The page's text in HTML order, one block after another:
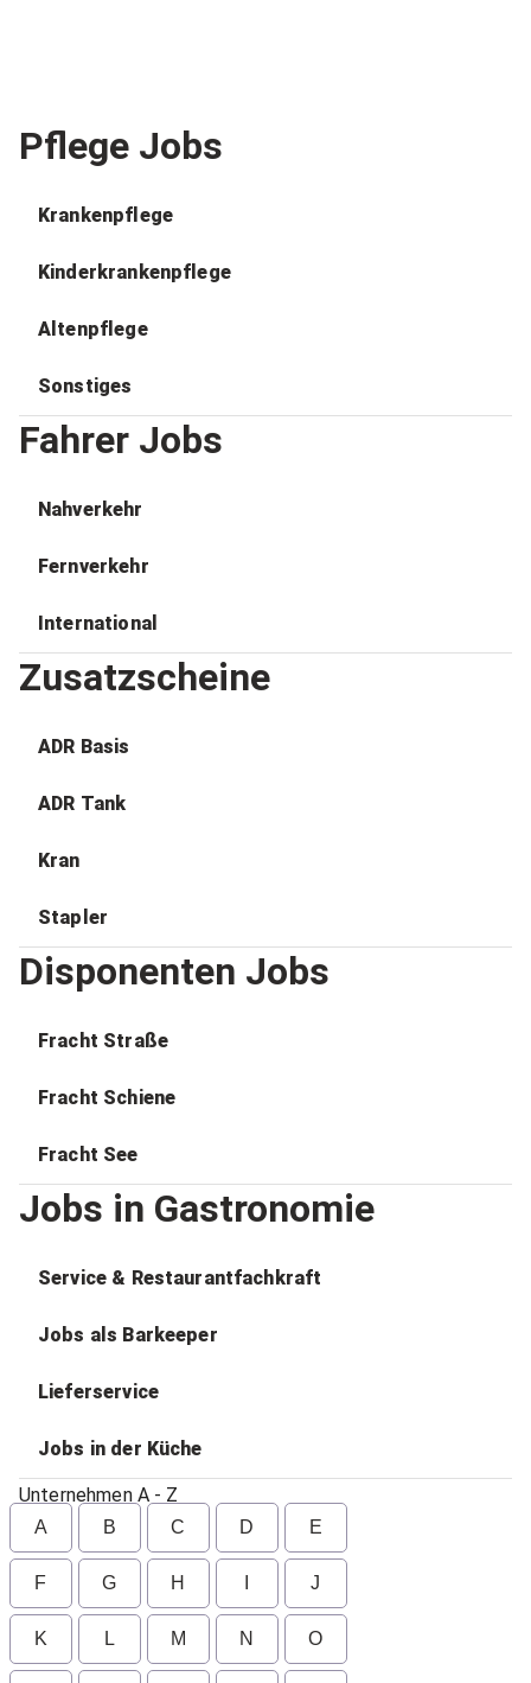
Pflege Jobs
Krankenpflege
Kinderkrankenpflege
Altenpflege
Sonstiges
Fahrer Jobs
Nahverkehr
Fernverkehr
International
Zusatzscheine
ADR Basis
ADR Tank
Kran
Stapler
Disponenten Jobs
Fracht Straße
Fracht Schiene
Fracht See
Jobs in Gastronomie
Service & Restaurantfachkraft
Jobs als Barkeeper
Lieferservice
Jobs in der Küche
Unternehmen A - Z
A B C D E
F G H J
K L M N O